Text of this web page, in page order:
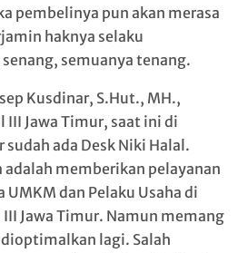
pembelinya pun akan merasa
haknya selaku
semuanya tenang.
Kusdinar, S.Hut., MH.,
III Jawa Timur, saat ini di
ada Desk Niki Halal.
memberikan pelayanan
dan Pelaku Usaha di
Jawa Timur. Namun memang
lagi. Salah